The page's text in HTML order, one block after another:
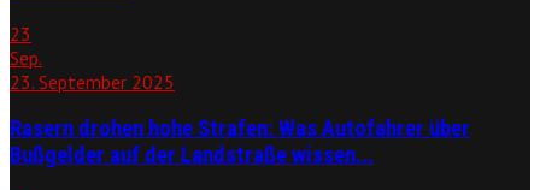
23
Sep.
23. September 2025
Rasern drohen hohe Strafen: Was Autofahrer über
Bußgelder auf der Landstraße wissen...